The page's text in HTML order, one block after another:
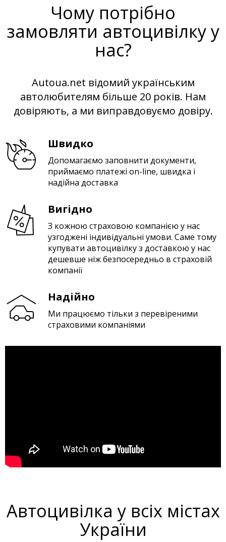
Чому потрібно
замовляти автоцивілку у
нас?
Autoua.net відомий українським
автолюбителям більше 20 років. Нам
довіряють, а ми виправдовуємо довіру.
Швидко
Допомагаємо заповнити документи,
приймаємо платежі on-line, швидка і
надійна доставка
Вигідно
З кожною страховою компанією у нас
узгоджені індивідуальні умови. Саме тому
купувати автоцивілку з доставкою у нас
дешевше ніж безпосередньо в страховій
компанії
Надійно
Ми працюємо тільки з перевіреними
страховими компаніями
Автоцивілка у всіх містах
України